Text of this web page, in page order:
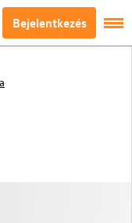
Bejelentkezés